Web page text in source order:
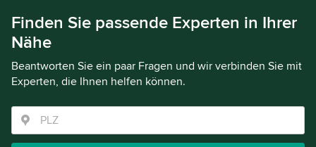
Finden Sie passende Experten in Ihrer
Nähe
Beantworten Sie ein paar Fragen und wir verbinden Sie mit
Experten, die Ihnen helfen können.